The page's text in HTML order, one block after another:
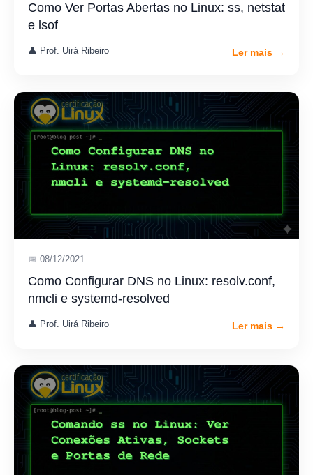
Como Ver Portas Abertas no Linux: ss, netstat
e lsof
👤 Prof. Uirá Ribeiro Ler mais →
📅 08/12/2021
Como Configurar DNS no Linux: resolv.conf,
nmcli e systemd-resolved
👤 Prof. Uirá Ribeiro Ler mais →